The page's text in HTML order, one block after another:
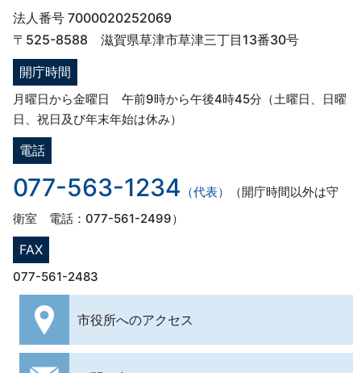
法人番号 7000020252069
〒525-8588 滋賀県草津市草津三丁目13番30号
開庁時間
月曜日から金曜日 午前9時から午後4時45分（土曜日、日曜
日、祝日及び年末年始は休み）
電話
077-563-1234 （代表）
（開庁時間以外は守
衛室 電話：077-561-2499）
FAX
077-561-2483
市役所へのアクセス